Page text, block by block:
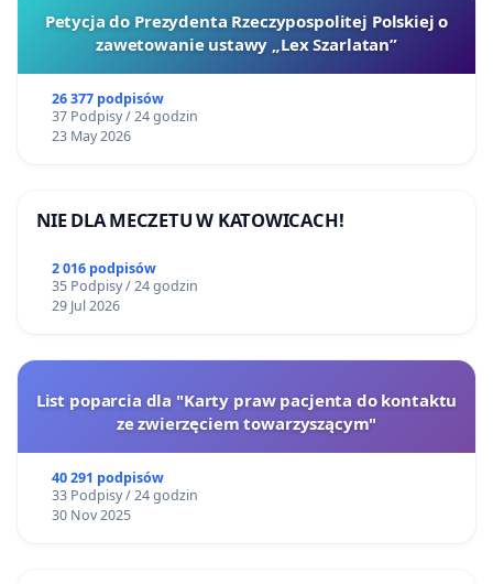
Petycja do Prezydenta Rzeczypospolitej Polskiej o
zawetowanie ustawy „Lex Szarlatan”
26 377 podpisów
37 Podpisy / 24 godzin
23 May 2026
NIE DLA MECZETU W KATOWICACH!
2 016 podpisów
35 Podpisy / 24 godzin
29 Jul 2026
List poparcia dla "Karty praw pacjenta do kontaktu
ze zwierzęciem towarzyszącym"
40 291 podpisów
33 Podpisy / 24 godzin
30 Nov 2025